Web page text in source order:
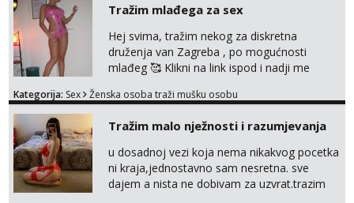
tamo, cekam te!
Tražim mlađega za sex
Hej svima, tražim nekog za diskretna
druženja van Zagreba , po mogućnosti
mlađeg 🥰 Klikni na link ispod i nadji me
Kategorija: Sex Ženska osoba traži mušku osobu
Tražim malo nježnosti i razumjevanja
u dosadnoj vezi koja nema nikakvog pocetka
ni kraja,jednostavno sam nesretna. sve
dajem a nista ne dobivam za uzvrat.trazim